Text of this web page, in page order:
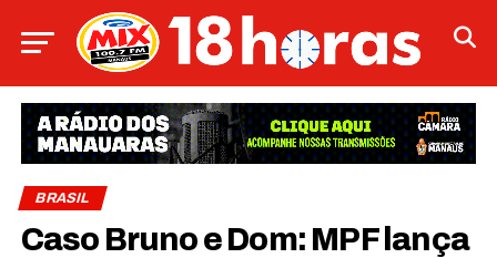
BRASIL
Caso Bruno e Dom: MPF lança